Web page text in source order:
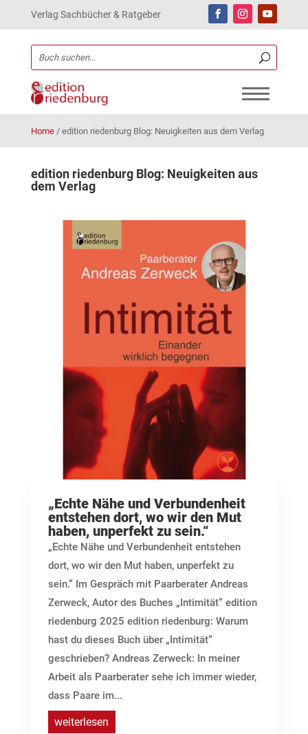
Verlag Sachbücher & Ratgeber
Home/ edition riedenburg Blog: Neuigkeiten aus dem Verlag
edition riedenburg Blog: Neuigkeiten aus
dem Verlag
„Echte Nähe und Verbundenheit
entstehen dort, wo wir den Mut
haben, unperfekt zu sein.“
„Echte Nähe und Verbundenheit entstehen
dort, wo wir den Mut haben, unperfekt zu
sein.“ Im Gespräch mit Paarberater Andreas
Zerweck, Autor des Buches „Intimität“ edition
riedenburg 2025 edition riedenburg: Warum
hast du dieses Buch über „Intimität“
geschrieben? Andreas Zerweck: In meiner
Arbeit als Paarberater sehe ich immer wieder,
dass Paare im...
weiterlesen